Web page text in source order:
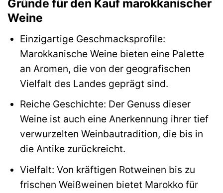
Gründe für den Kauf marokkanischer
Weine
Einzigartige Geschmacksprofile:
Marokkanische Weine bieten eine Palette
an Aromen, die von der geografischen
Vielfalt des Landes geprägt sind.
Reiche Geschichte: Der Genuss dieser
Weine ist auch eine Anerkennung ihrer tief
verwurzelten Weinbautradition, die bis in
die Antike zurückreicht.
Vielfalt: Von kräftigen Rotweinen bis zu
frischen Weißweinen bietet Marokko für